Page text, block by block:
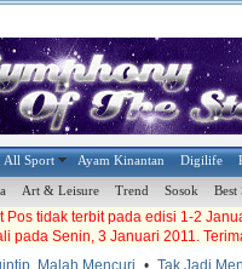
All Sport Ayam Kinantan Digilife
Art & Leisure Trend Sosok Best
tidak terbit pada edisi 1-2
pada Senin, 3 Januari 2011.
Malah Mencuri • Tak Jadi Menikah